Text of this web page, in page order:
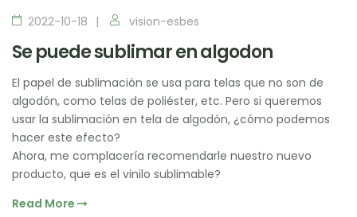
2022-10-18 vision-esbes
Se puede sublimar en algodon
El papel de sublimación se usa para telas que no son de
algodón, como telas de poliéster, etc. Pero si queremos
usar la sublimación en tela de algodón, ¿cómo podemos
hacer este efecto?
Ahora, me complacería recomendarle nuestro nuevo
producto, que es el vinilo sublimable?
Read More